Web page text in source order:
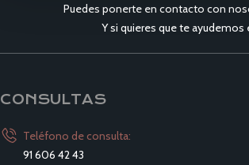
Puedes ponerte en contacto con
Y si quieres que te
CONSULTAS
Teléfono de consulta:
91 606 42 43